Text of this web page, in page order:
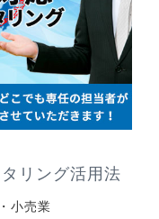
リング活用法
小売業